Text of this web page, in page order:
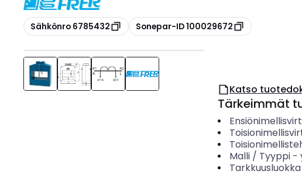
Kopioi
Sähkönro 6785432 Kopioi
Sonepar-ID 100029672
Katso
Tärkeimmät
Malli / Tyyppi-
Tarkkuusluokka